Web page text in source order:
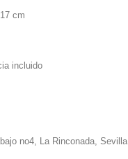
cm
incluido
no4, La Rinconada, Sevilla